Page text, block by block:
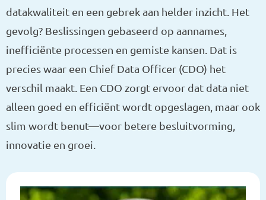
datakwaliteit en een gebrek aan helder inzicht. Het
gevolg? Beslissingen gebaseerd op aannames,
inefficiënte processen en gemiste kansen. Dat is
precies waar een Chief Data Officer (CDO) het
verschil maakt. Een CDO zorgt ervoor dat data niet
alleen goed en efficiënt wordt opgeslagen, maar ook
slim wordt benut—voor betere besluitvorming,
innovatie en groei.